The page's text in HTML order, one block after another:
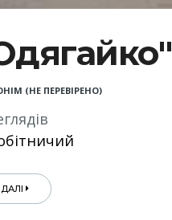
(НЕ ПЕРЕВІРЕНО)